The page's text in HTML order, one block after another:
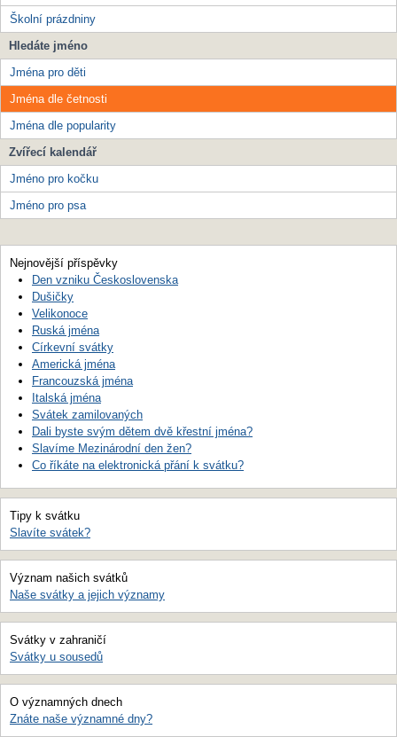
Školní prázdniny
Hledáte jméno
Jména pro děti
Jména dle četnosti
Jména dle popularity
Zvířecí kalendář
Jméno pro kočku
Jméno pro psa
Nejnovější příspěvky
Den vzniku Československa
Dušičky
Velikonoce
Ruská jména
Církevní svátky
Americká jména
Francouzská jména
Italská jména
Svátek zamilovaných
Dali byste svým dětem dvě křestní jména?
Slavíme Mezinárodní den žen?
Co říkáte na elektronická přání k svátku?
Tipy k svátku
Slavíte svátek?
Význam našich svátků
Naše svátky a jejich významy
Svátky v zahraničí
Svátky u sousedů
O významných dnech
Znáte naše významné dny?